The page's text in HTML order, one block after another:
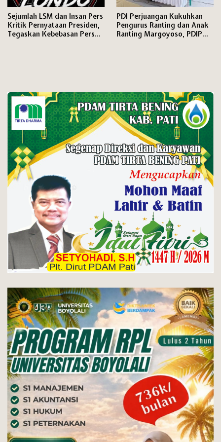
Sejumlah LSM dan Insan Pers
Kritik Pernyataan Presiden,
Tegaskan Kebebasan Pers
PDI Perjuangan Kukuhkan
Pengurus Ranting dan Anak
Ranting Margoyoso, PDIP